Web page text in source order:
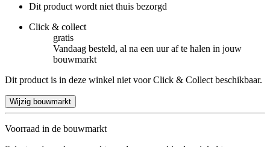
Dit product wordt niet thuis bezorgd
Click & collect
gratis
Vandaag besteld, al na een uur af te halen in jouw
bouwmarkt
Dit product is in deze winkel niet voor Click & Collect beschikbaar.
Wijzig bouwmarkt
Voorraad in de bouwmarkt